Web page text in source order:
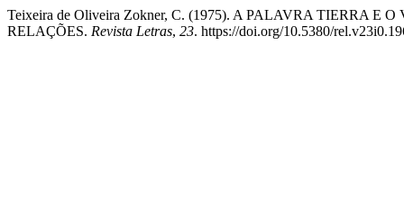
Teixeira de Oliveira Zokner, C. (1975). A PALAVRA TIERRA
RELAÇÕES. Revista Letras, 23. https://doi.org/10.5380/